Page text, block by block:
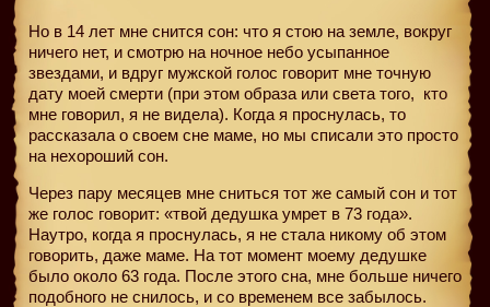
Но в 14 лет мне снится сон: что я стою на земле, вокруг
ничего нет, и смотрю на ночное небо усыпанное
звездами, и вдруг мужской голос говорит мне точную
дату моей смерти (при этом образа или света того, кто
мне говорил, я не видела). Когда я проснулась, то
рассказала о своем сне маме, но мы списали это просто
на нехороший сон.
Через пару месяцев мне сниться тот же самый сон и тот
же голос говорит: «твой дедушка умрет в 73 года».
Наутро, когда я проснулась, я не стала никому об этом
говорить, даже маме. На тот момент моему дедушке
было около 63 года. После этого сна, мне больше ничего
подобного не снилось, и со временем все забылось.